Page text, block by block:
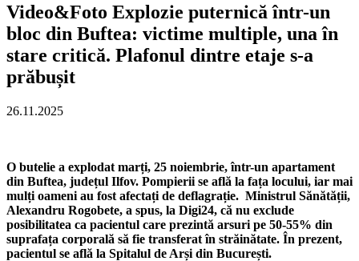
Video&Foto Explozie puternică într-un
bloc din Buftea: victime multiple, una în
stare critică. Plafonul dintre etaje s-a
prăbușit
26.11.2025
O butelie a explodat marți, 25 noiembrie, într-un apartament
din Buftea, județul Ilfov. Pompierii se află la fața locului, iar mai
mulți oameni au fost afectați de deflagrație. Ministrul Sănătății,
Alexandru Rogobete, a spus, la Digi24, că nu exclude
posibilitatea ca pacientul care prezintă arsuri pe 50-55% din
suprafața corporală să fie transferat în străinătate. În prezent,
pacientul se află la Spitalul de Arși din București.